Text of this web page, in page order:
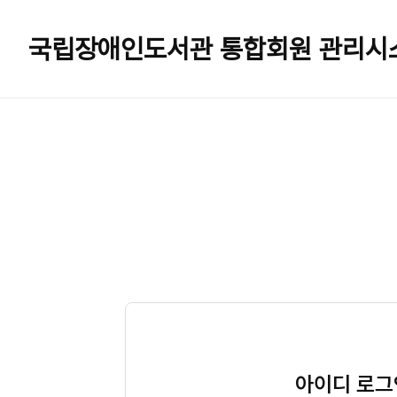
국립장애인도서관 통합회원 관리시
아이디 로그